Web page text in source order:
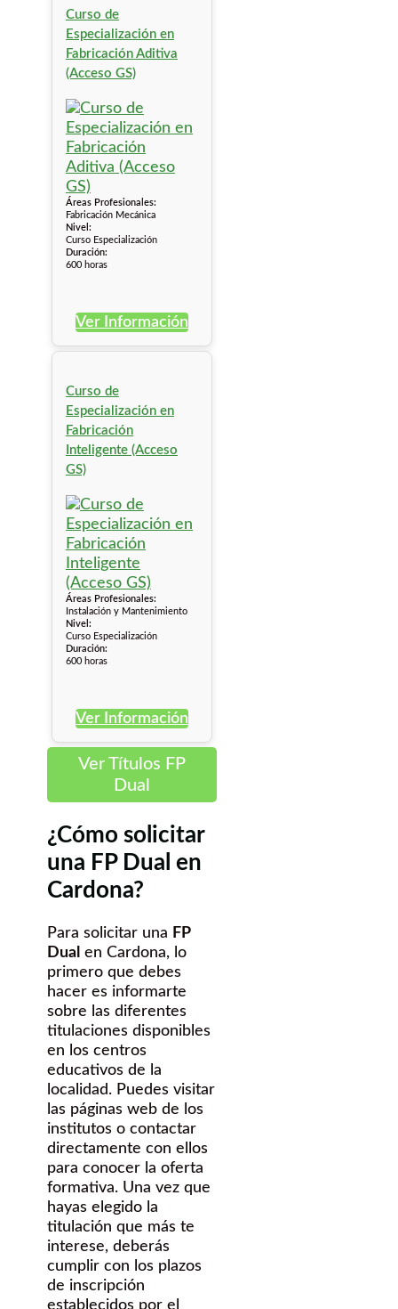
Curso de
Especialización en
Fabricación Aditiva
(Acceso GS)
Áreas Profesionales:
Fabricación Mecánica
Nivel:
Curso Especialización
Duración:
600 horas
Ver Información
Curso de
Especialización en
Fabricación
Inteligente (Acceso
GS)
Áreas Profesionales:
Instalación y Mantenimiento
Nivel:
Curso Especialización
Duración:
600 horas
Ver Información
Ver Títulos FP
Dual
¿Cómo solicitar
una FP Dual en
Cardona?
Para solicitar una FP
Dual en Cardona, lo
primero que debes
hacer es informarte
sobre las diferentes
titulaciones disponibles
en los centros
educativos de la
localidad. Puedes visitar
las páginas web de los
institutos o contactar
directamente con ellos
para conocer la oferta
formativa. Una vez que
hayas elegido la
titulación que más te
interese, deberás
cumplir con los plazos
de inscripción
establecidos por el